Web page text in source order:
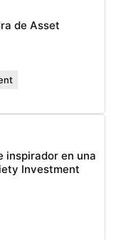
de Asset
inspirador en una
Investment